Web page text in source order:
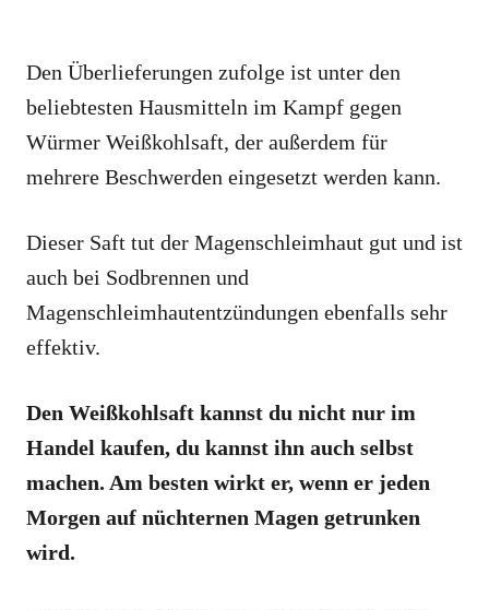
Den Überlieferungen zufolge ist unter den
beliebtesten Hausmitteln im Kampf gegen
Würmer Weißkohlsaft, der außerdem für
mehrere Beschwerden eingesetzt werden kann.
Dieser Saft tut der Magenschleimhaut gut und ist
auch bei Sodbrennen und
Magenschleimhautentzündungen ebenfalls sehr
effektiv.
Den Weißkohlsaft kannst du nicht nur im
Handel kaufen, du kannst ihn auch selbst
machen. Am besten wirkt er, wenn er jeden
Morgen auf nüchternen Magen getrunken
wird.